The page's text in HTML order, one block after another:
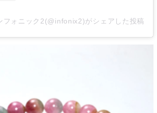
フォニック2(@infonix2)がシェアした投稿